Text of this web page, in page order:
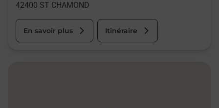
42400 ST CHAMOND
En savoir plus Itinéraire